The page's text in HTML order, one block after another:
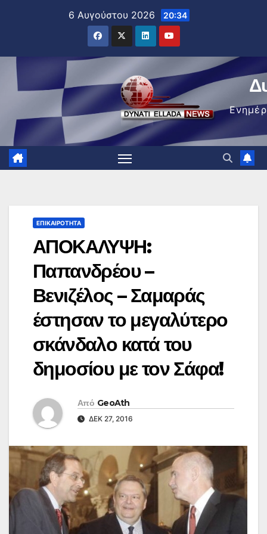
6 Αυγούστου 2026 20:34
ΕΠΙΚΑΙΡΌΤΗΤΑ
ΑΠΟΚΑΛΥΨΗ:
Παπανδρέου –
Βενιζέλος – Σαμαράς
έστησαν το μεγαλύτερο
σκάνδαλο κατά του
δημοσίου με τον Σάφα!
Από GeoAth
ΔΕΚ 27, 2016